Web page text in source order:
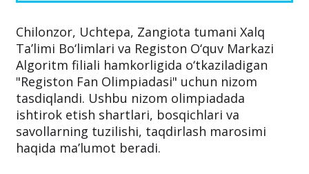
Chilonzor, Uchtepa, Zangiota tumani Xalq
Ta’limi Bo‘limlari va Registon O‘quv Markazi
Algoritm filiali hamkorligida o‘tkaziladigan
"Registon Fan Olimpiadasi" uchun nizom
tasdiqlandi. Ushbu nizom olimpiadada
ishtirok etish shartlari, bosqichlari va
savollarning tuzilishi, taqdirlash marosimi
haqida ma’lumot beradi.